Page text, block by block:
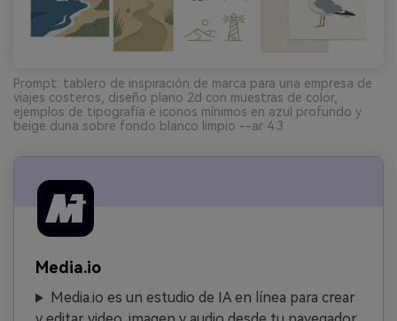
Prompt: tablero de inspiración de marca para una empresa de
viajes costeros, diseño plano 2d con muestras de color,
ejemplos de tipografía e iconos mínimos en azul profundo y
beige duna sobre fondo blanco limpio --ar 4:3
Media.io
Media.io es un estudio de IA en línea para crear